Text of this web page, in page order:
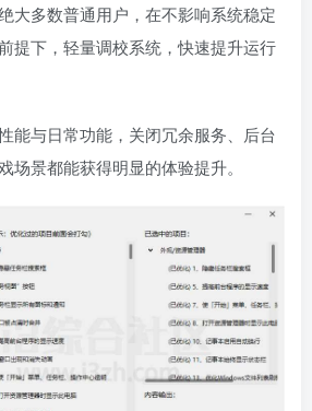
大多数普通用户，在不影响系统稳定
提下，轻量调校系统，快速提升运行
能与日常功能，关闭冗余服务、后台
场景都能获得明显的体验提升。